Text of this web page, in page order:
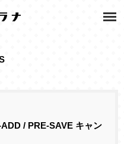
/ PRE-SAVE キャン